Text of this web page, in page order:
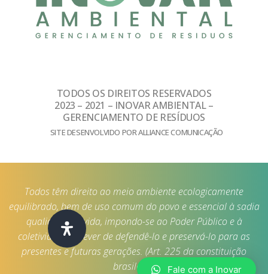
TODOS OS DIREITOS RESERVADOS
2023 – 2021 – INOVAR AMBIENTAL –
GERENCIAMENTO DE RESÍDUOS
SITE DESENVOLVIDO POR ALLIANCE COMUNICAÇÃO
Todos têm direito ao meio ambiente ecologicamente
equilibrado, bem de uso comum do povo e essencial à sadia
qualidade de vida, impondo-se ao Poder Público e à
coletividade o dever de defendê-lo e preservá-lo para as
presentes e futuras gerações. (Art. 225 da constituição
brasileira)
Fale com a Inovar